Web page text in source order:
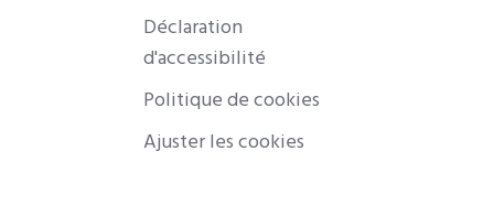
Déclaration
d'accessibilité
Politique de cookies
Ajuster les cookies